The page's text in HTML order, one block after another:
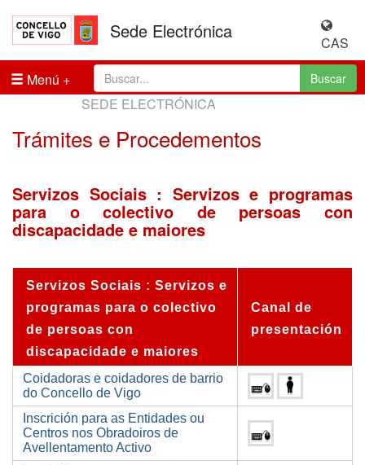
Sede Electrónica
CAS
Menú
Buscar
SEDE ELECTRÓNICA
Trámites e Procedementos
Servizos Sociais : Servizos e programas
para o colectivo de persoas con
discapacidade e maiores
Servizos Sociais : Servizos e
programas para o colectivo
de persoas con
discapacidade e maiores
Canal de
presentación
Coidadoras e coidadores de barrio
do Concello de Vigo
Inscrición para as Entidades ou
Centros nos Obradoiros de
Avellentamento Activo